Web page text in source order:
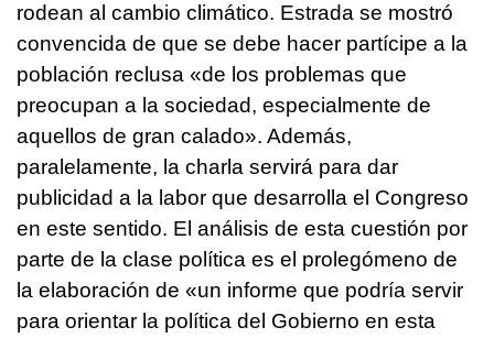
rodean al cambio climático. Estrada se mostró
convencida de que se debe hacer partícipe a la
población reclusa «de los problemas que
preocupan a la sociedad, especialmente de
aquellos de gran calado». Además,
paralelamente, la charla servirá para dar
publicidad a la labor que desarrolla el Congreso
en este sentido. El análisis de esta cuestión por
parte de la clase política es el prolegómeno de
la elaboración de «un informe que podría servir
para orientar la política del Gobierno en esta